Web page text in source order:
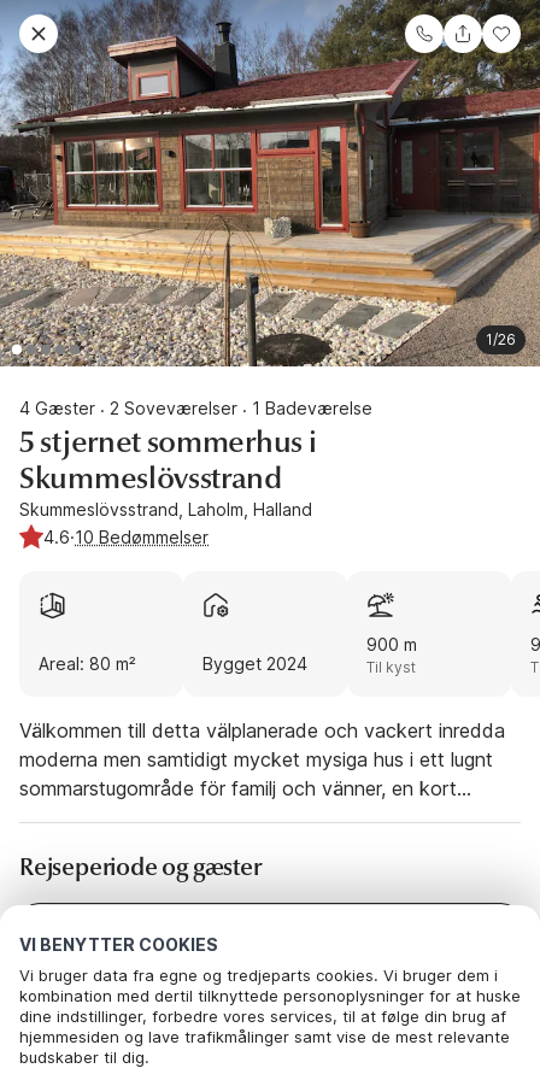
VI BENYTTER COOKIES
Vi bruger data fra egne og tredjeparts cookies. Vi bruger dem i
kombination med dertil tilknyttede personoplysninger for at huske
dine indstillinger, forbedre vores services, til at følge din brug af
hjemmesiden og lave trafikmålinger samt vise de mest relevante
budskaber til dig.
1/26
4 Gæster · 2 Soveværelser · 1 Badeværelse
5 stjernet sommerhus i
Skummeslövsstrand
Skummeslövsstrand, Laholm, Halland
4.6·10 Bedømmelser
Areal: 80 m² Bygget 2024
900 m
Til kyst
Välkommen till detta välplanerade och vackert inredda
moderna men samtidigt mycket mysiga hus i ett lugnt
sommarstugområde för familj och vänner, en kort
promenad från en av Sveriges finaste sandstränder –
har trevliga öppna vardagsrum med högt i tak, vilket ger
både rymd och mycket ljus. Från entrén finns ett
sovrum med våningssäng, ett fullt utrustat kök med
vardagsrummet finns en bekväm soffa med TV och en
tvåvägsglasad vedeldad öppen spis, följt av en
schäslong där du kan njuta av en god bok medan du tar
Rejseperiode og gæster
Dato
Gæster 2 Gæster